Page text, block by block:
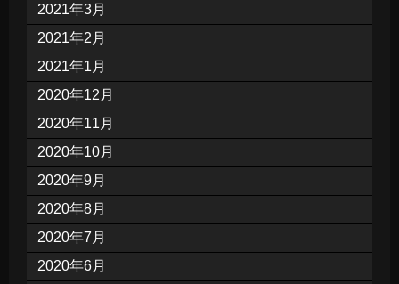
2021年3月
2021年2月
2021年1月
2020年12月
2020年11月
2020年10月
2020年9月
2020年8月
2020年7月
2020年6月